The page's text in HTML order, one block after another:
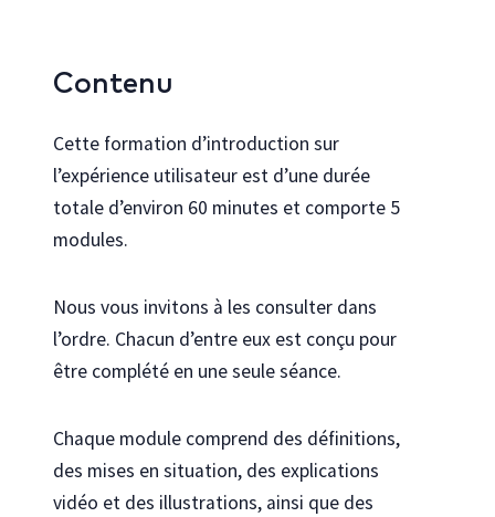
Contenu
Cette formation d’introduction sur
l’expérience utilisateur est d’une durée
totale d’environ 60 minutes et comporte 5
modules.
Nous vous invitons à les consulter dans
l’ordre. Chacun d’entre eux est conçu pour
être complété en une seule séance.
Chaque module comprend des définitions,
des mises en situation, des explications
vidéo et des illustrations, ainsi que des